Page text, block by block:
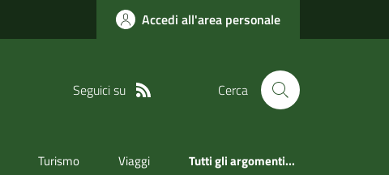
Accedi all'area personale
Seguici su Cerca
Turismo Viaggi Tutti gli argomenti...